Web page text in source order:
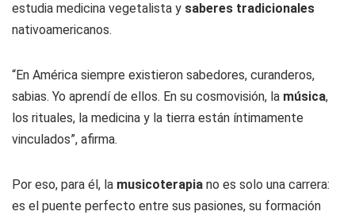
estudia medicina vegetalista y saberes tradicionales
nativoamericanos.
“En América siempre existieron sabedores, curanderos,
sabias. Yo aprendí de ellos. En su cosmovisión, la música,
los rituales, la medicina y la tierra están íntimamente
vinculados”, afirma.
Por eso, para él, la musicoterapia no es solo una carrera:
es el puente perfecto entre sus pasiones, su formación